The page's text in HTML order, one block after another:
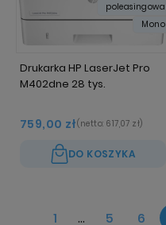
Drukarka HP LaserJet Pro
M402dne 28 tys.
759,00 zł(netto: 617,07 zł)
DO KOSZYKA
poleasingowa
Mono
1 ... 5 6